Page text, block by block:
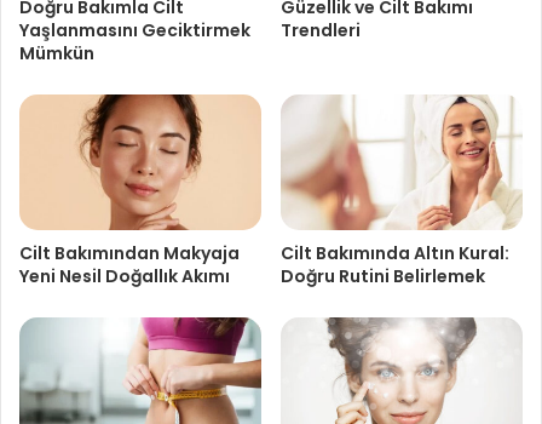
Doğru Bakımla Cilt
Yaşlanmasını Geciktirmek
Mümkün
Güzellik ve Cilt Bakımı
Trendleri
Cilt Bakımından Makyaja
Yeni Nesil Doğallık Akımı
Cilt Bakımında Altın Kural:
Doğru Rutini Belirlemek